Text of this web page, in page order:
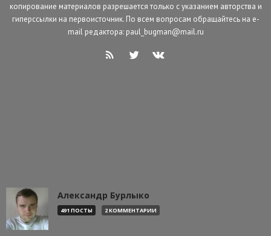
копирование материалов разрешается только с указанием авторства и
гиперссылки на первоисточник. По всем вопросам обращайтесь на e-
mail редактора: paul_bugman@mail.ru
Александр Бурлыко
491 ПОСТЫ 2 КОММЕНТАРИИ